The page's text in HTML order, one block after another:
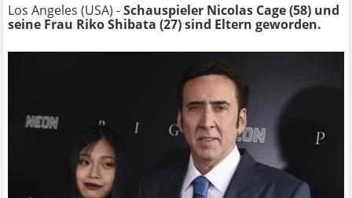
Los Angeles (USA) -Schauspieler Nicolas Cage (58) und
seine Frau Riko Shibata (27) sind Eltern geworden.